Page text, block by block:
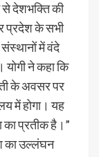
से देशभक्ति की
प्रदेश के सभी
में वंदे
योगी ने कहा कि
के अवसर पर
में होगा। यह
का प्रतीक है।”
का उल्लंघन